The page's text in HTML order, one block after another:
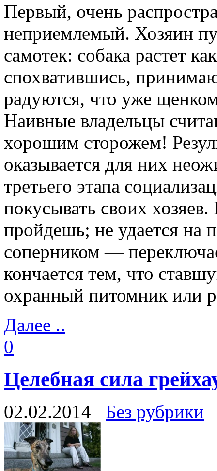
Первый, очень
неприемлемый. Хозяин
самотек: собака растет
спохватившись,
радуются, что уже
Наивные владельцы
хорошим сторожем!
оказывается для них
третьего этапа
покусывать своих
пройдешь; не удается на
соперником —
кончается тем, что
охранный питомник или
Далее ..
0
Целебная сила
02.02.2014 Без рубрики